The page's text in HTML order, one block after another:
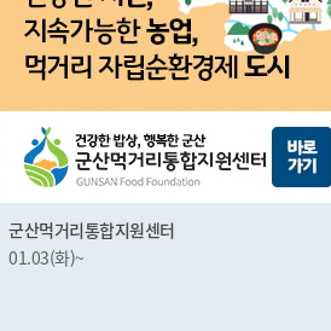
군산먹거리통합지원센터
01.03(화)~